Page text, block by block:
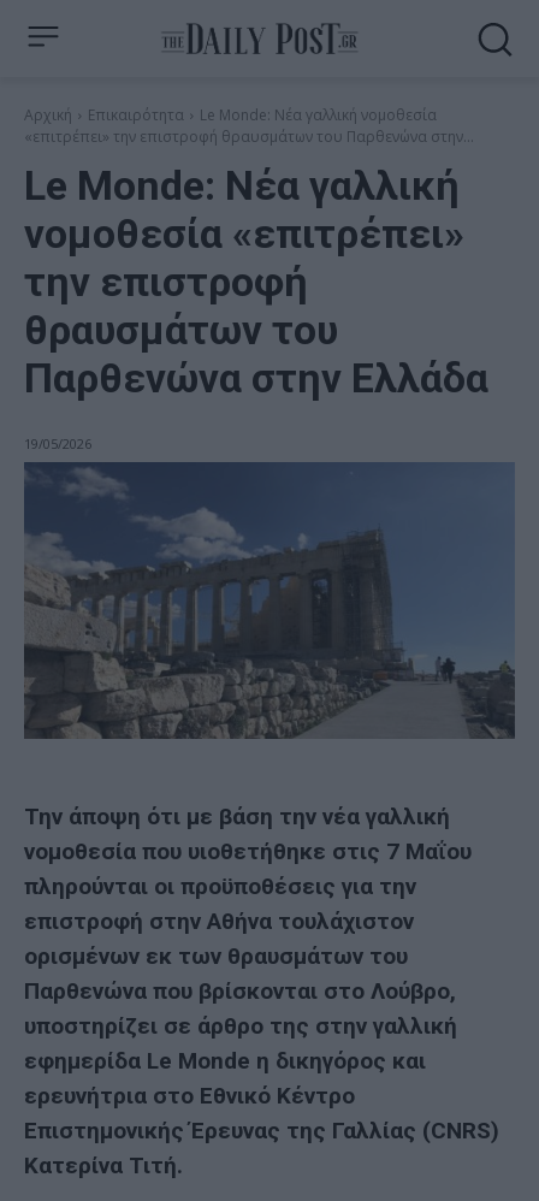
Αρχική Επικαιρότητα
Le Monde: Νέα γαλλική νομοθεσία
«επιτρέπει» την επιστροφή θραυσμάτων του Παρθενώνα στην...
Le Monde: Νέα γαλλική
νομοθεσία «επιτρέπει»
την επιστροφή
θραυσμάτων του
Παρθενώνα στην Ελλάδα
19/05/2026
Την άποψη ότι με βάση την νέα γαλλική
νομοθεσία που υιοθετήθηκε στις 7 Μαΐου
πληρούνται οι προϋποθέσεις για την
επιστροφή στην Αθήνα τουλάχιστον
ορισμένων εκ των θραυσμάτων του
Παρθενώνα που βρίσκονται στο Λούβρο,
υποστηρίζει σε άρθρο της στην γαλλική
εφημερίδα Le Monde η δικηγόρος και
ερευνήτρια στο Εθνικό Κέντρο
Επιστημονικής Έρευνας της Γαλλίας (CNRS)
Κατερίνα Τιτή.